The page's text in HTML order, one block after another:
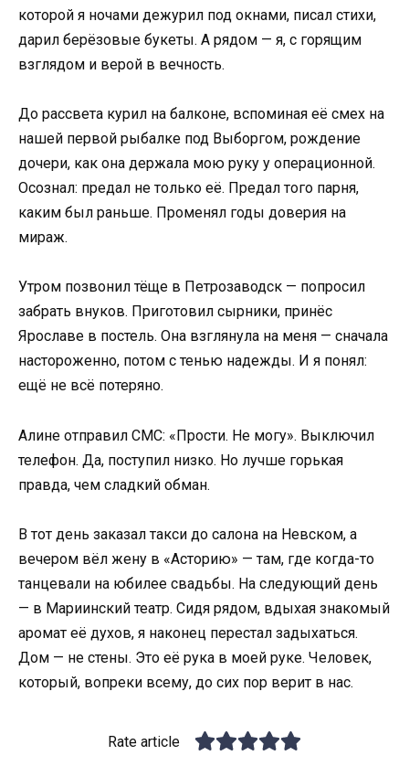
которой я ночами дежурил под окнами, писал стихи,
дарил берёзовые букеты. А рядом — я, с горящим
взглядом и верой в вечность.
До рассвета курил на балконе, вспоминая её смех на
нашей первой рыбалке под Выборгом, рождение
дочери, как она держала мою руку у операционной.
Осознал: предал не только её. Предал того парня,
каким был раньше. Променял годы доверия на
мираж.
Утром позвонил тёще в Петрозаводск — попросил
забрать внуков. Приготовил сырники, принёс
Ярославе в постель. Она взглянула на меня — сначала
настороженно, потом с тенью надежды. И я понял:
ещё не всё потеряно.
Алине отправил СМС: «Прости. Не могу». Выключил
телефон. Да, поступил низко. Но лучше горькая
правда, чем сладкий обман.
В тот день заказал такси до салона на Невском, а
вечером вёл жену в «Асторию» — там, где когда-то
танцевали на юбилее свадьбы. На следующий день
— в Мариинский театр. Сидя рядом, вдыхая знакомый
аромат её духов, я наконец перестал задыхаться.
Дом — не стены. Это её рука в моей руке. Человек,
который, вопреки всему, до сих пор верит в нас.
Rate article